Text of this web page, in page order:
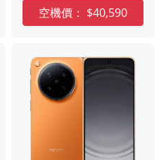
空機價： $40,590